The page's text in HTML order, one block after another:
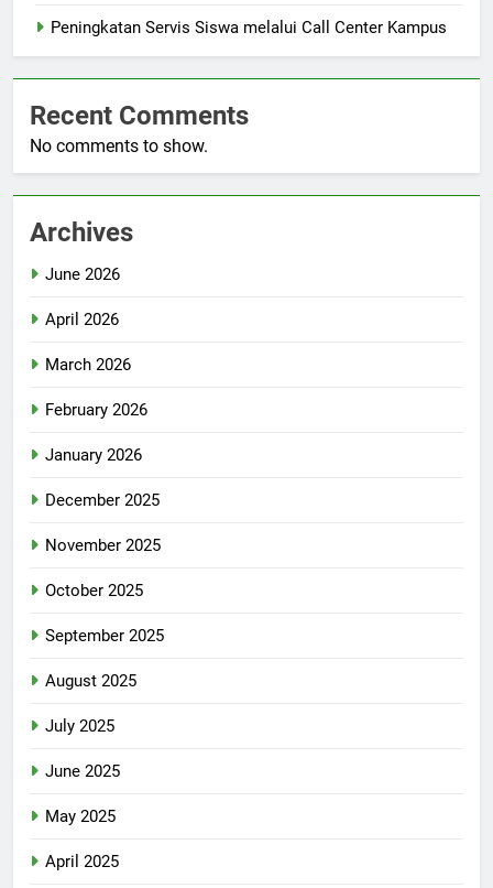
Peningkatan Servis Siswa melalui Call Center Kampus
Recent Comments
No comments to show.
Archives
June 2026
April 2026
March 2026
February 2026
January 2026
December 2025
November 2025
October 2025
September 2025
August 2025
July 2025
June 2025
May 2025
April 2025